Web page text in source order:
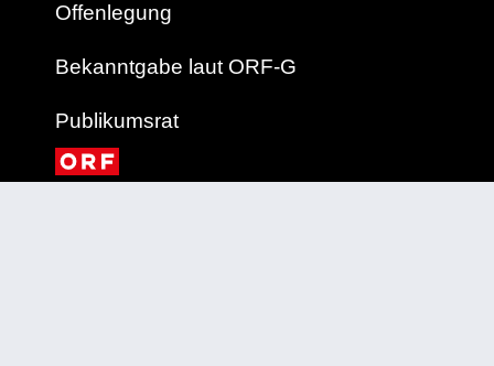
Offenlegung
Bekanntgabe laut ORF-G
Publikumsrat